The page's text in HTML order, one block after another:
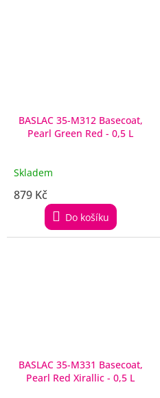
BASLAC 35-M312 Basecoat,
Pearl Green Red - 0,5 L
Skladem
879 Kč
Do košíku
BASLAC 35-M331 Basecoat,
Pearl Red Xirallic - 0,5 L